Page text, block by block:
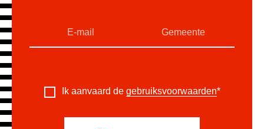
Ik aanvaard de gebruiksvoorwaarden*